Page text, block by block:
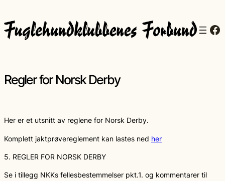
Regler for Norsk Derby
Her er et utsnitt av reglene for Norsk Derby.
Komplett jaktprøvereglement kan lastes ned her
5. REGLER FOR NORSK DERBY
Se i tillegg NKKs fellesbestemmelser pkt.1. og kommentarer til